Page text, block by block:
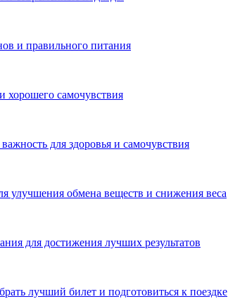
и правильного питания
самочувствия
для здоровья и самочувствия
улучшения обмена веществ и снижения веса
для достижения лучших результатов
лучший билет и подготовиться к поездке